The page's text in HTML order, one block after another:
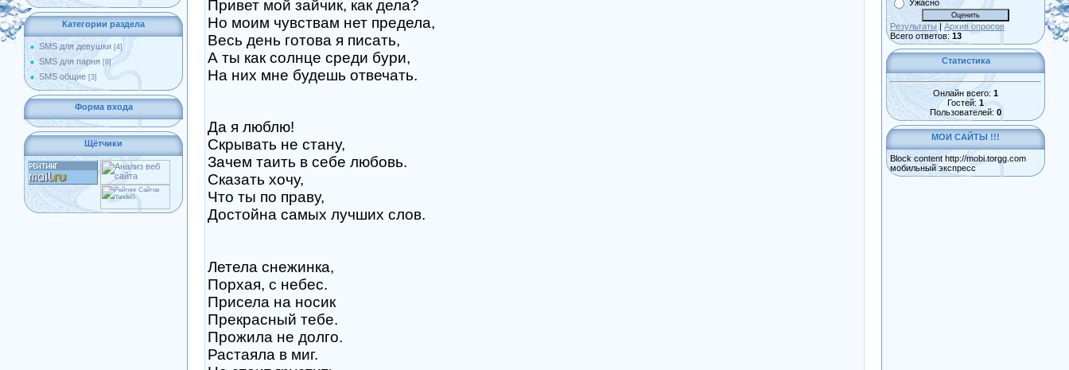
Категории раздела
SMS для девушки [4]
SMS для парня [6]
SMS общие [3]
Форма входа
Щётчики
Привет мой зайчик, как дела?
Но моим чувствам нет предела,
Весь день готова я писать,
А ты как солнце среди бури,
На них мне будешь отвечать.
Да я люблю!
Скрывать не стану,
Зачем таить в себе любовь.
Сказать хочу,
Что ты по праву,
Достойна самых лучших слов.
Летела снежинка,
Порхая, с небес.
Присела на носик
Прекрасный тебе.
Прожила не долго.
Растаяла в миг.
Ужасно
Результаты | Архив опросов
Всего ответов: 13
Статистика
Онлайн всего: 1
Гостей: 1
Пользователей: 0
МОИ САЙТЫ !!!
Block content http://mobi.torgg.com
мобильный экспресс